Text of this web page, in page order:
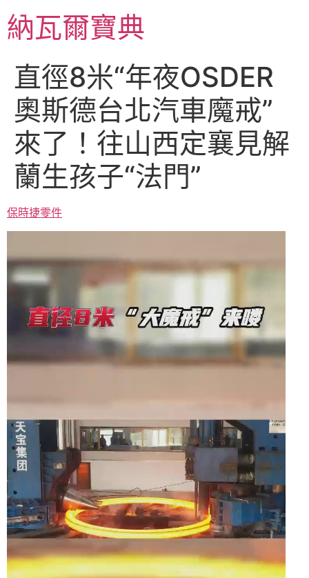
至
主納瓦爾寶典
直徑8米“年夜OSDER
奧斯德台北汽車魔戒”
來了！往山西定襄見解
蘭生孩子“法門”
保時捷零件